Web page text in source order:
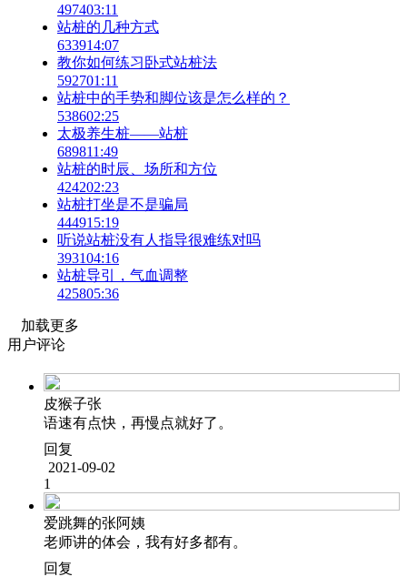
497403:11
站桩的几种方式
633914:07
教你如何练习卧式站桩法
592701:11
站桩中的手势和脚位该是怎么样的？
538602:25
太极养生桩——站桩
689811:49
站桩的时辰、场所和方位
424202:23
站桩打坐是不是骗局
444915:19
听说站桩没有人指导很难练对吗
393104:16
站桩导引，气血调整
425805:36
加载更多
用户评论
皮猴子张
语速有点快，再慢点就好了。
回复
2021-09-02
1
爱跳舞的张阿姨
老师讲的体会，我有好多都有。
回复